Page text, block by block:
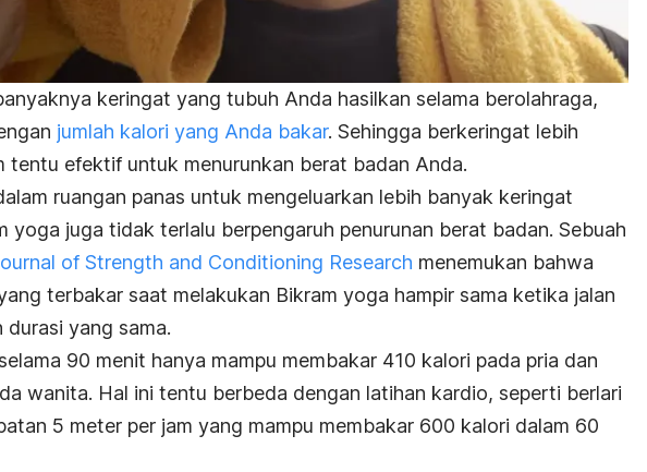
keringat yang tubuh Anda hasilkan selama berolahraga,
jumlah kalori yang Anda bakar. Sehingga berkeringat lebih
tentu efektif untuk menurunkan berat badan Anda.
ruangan panas untuk mengeluarkan lebih banyak keringat
yoga juga tidak terlalu berpengaruh penurunan berat badan. Sebuah
of Strength and Conditioning Research menemukan bahwa
terbakar saat melakukan Bikram yoga hampir sama ketika jalan
durasi yang sama.
90 menit hanya mampu membakar 410 kalori pada pria dan
wanita. Hal ini tentu berbeda dengan latihan kardio, seperti berlari
5 meter per jam yang mampu membakar 600 kalori dalam 60